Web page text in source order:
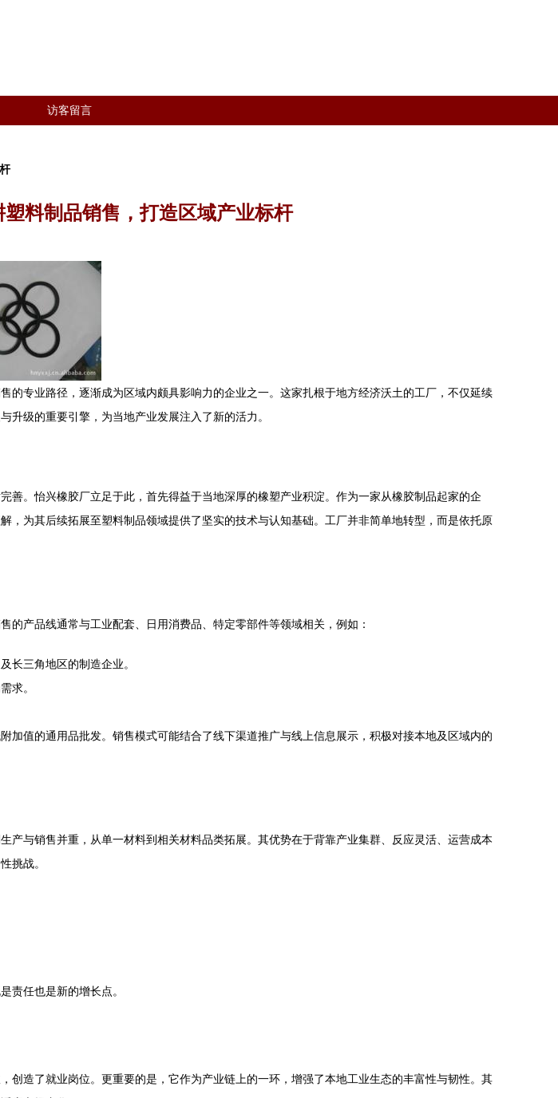
访客留言
料制品销售，打造区域产业标杆
专业路径，逐渐成为区域内颇具影响力的企业之一。这家扎根于地方经济沃土的工厂，不仅延续
升级的重要引擎，为当地产业发展注入了新的活力。
。怡兴橡胶厂立足于此，首先得益于当地深厚的橡塑产业积淀。作为一家从橡胶制品起家的企
为其后续拓展至塑料制品领域提供了坚实的技术与认知基础。工厂并非简单地转型，而是依托原
产品线通常与工业配套、日用消费品、特定零部件等领域相关，例如：
长三角地区的制造企业。
求。
值的通用品批发。销售模式可能结合了线下渠道推广与线上信息展示，积极对接本地及区域内的
与销售并重，从单一材料到相关材料品类拓展。其优势在于背靠产业集群、反应灵活、运营成本
挑战。
责任也是新的增长点。
造了就业岗位。更重要的是，它作为产业链上的一环，增强了本地工业生态的丰富性与韧性。其